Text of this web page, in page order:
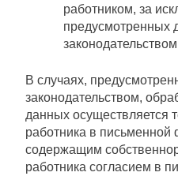
работником, за
предусмотренных
В случаях,
законодательством,
данных осуществляется
работника в
содержащим
работника согласием в